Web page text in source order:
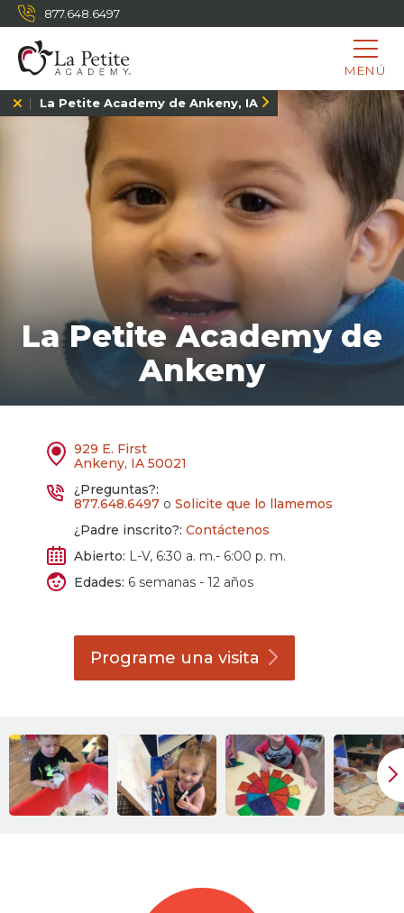
877.648.6497
MENÚ
La Petite Academy de Ankeny, IA
La Petite Academy de
Ankeny
929 E. First
Ankeny, IA 50021
¿Preguntas?:
877.648.6497 o Solicite que lo llamemos
¿Padre inscrito?: Contáctenos
Abierto: L-V, 6:30 a. m.- 6:00 p. m.
Edades: 6 semanas - 12 años
Programe unavisita